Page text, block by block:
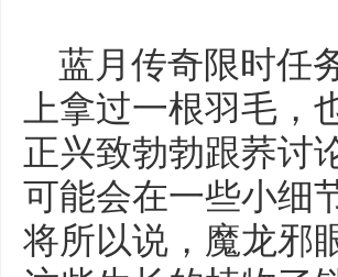
蓝月传奇限时任
上拿过一根羽毛
正兴致勃勃跟荞讨
可能会在一些小细
将所以说，魔龙邪